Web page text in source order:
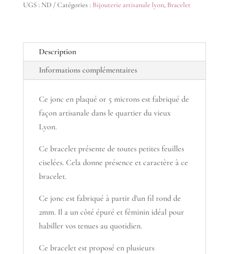
seul
ciselé
feuille
UGS : ND Catégories : Bijouterie artisanale lyon, Bracelet
Description
Informations complémentaires
Ce jonc en plaqué or 5 microns est fabriqué de
façon artisanale dans le quartier du vieux
Lyon.
Ce bracelet présente de toutes petites feuilles
ciselées. Cela donne présence et caractère à ce
bracelet.
Ce jonc est fabriqué à partir d'un fil rond de
2mm. Il a un côté épuré et féminin idéal pour
habiller vos tenues au quotidien.
Ce bracelet est proposé en plusieurs